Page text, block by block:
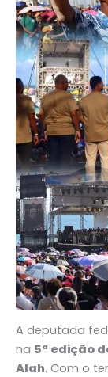
A deputada
na 5ª edição
Alah. Com o